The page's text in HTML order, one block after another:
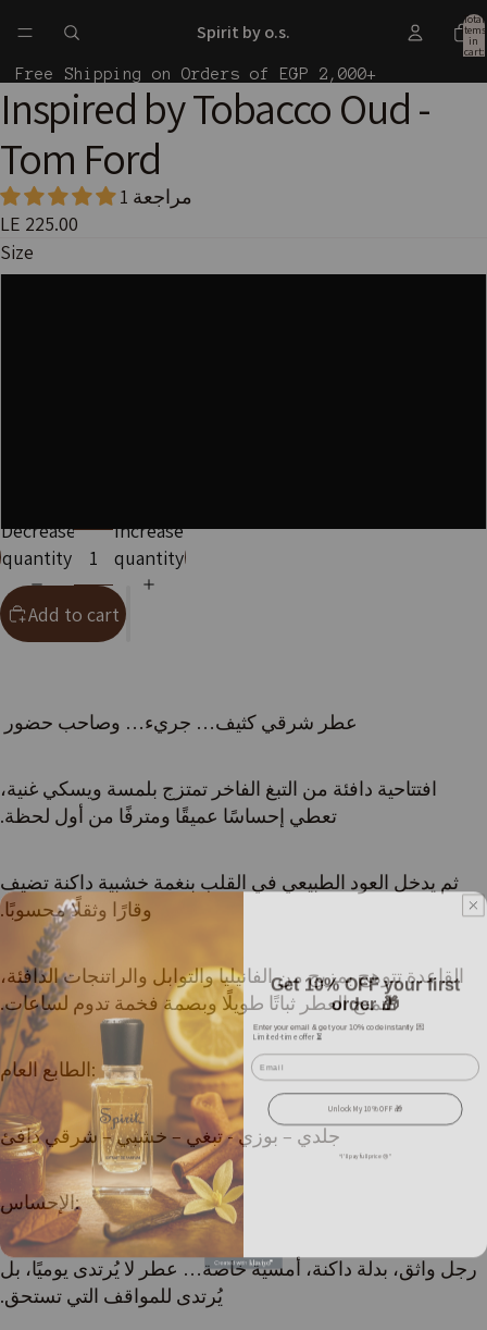
Spirit by o.s.
Total
items
in
cart:
Free Shipping on Orders of EGP 2,000+
Open
image
in
full
screen
Inspired by Tobacco Oud -
Tom Ford
1 مراجعة
LE 225.00
Size
Decrease
quantity
Increase
quantity
Add to cart
عطر شرقي كثيف… جريء… وصاحب حضور
افتتاحية دافئة من التبغ الفاخر تمتزج بلمسة ويسكي غنية،
تعطي إحساسًا عميقًا ومترفًا من أول لحظة.
ثم يدخل العود الطبيعي في القلب بنغمة خشبية داكنة تضيف
وقارًا وثقلًا محسوبًا.
القاعدة تتوهج بمزيج من الفانيليا والتوابل والراتنجات الدافئة،
لتمنح العطر ثباتًا طويلًا وبصمة فخمة تدوم لساعات.
الطابع العام:
جلدي – بوزي - تبغي – خشبي – شرقي دافئ
الإحساس:
رجل واثق، بدلة داكنة، أمسية خاصة… عطر لا يُرتدى يوميًا، بل
يُرتدى للمواقف التي تستحق.
Get 10% OFF your first
order 🎁
Enter your email & get your 10% code instantly 💌
Limited-time offer ⏳
Unlock My 10% OFF 🎁